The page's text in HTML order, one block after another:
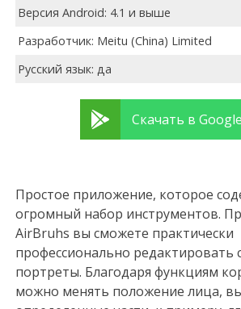
Версия Android: 4.1 и выше
Разработчик: Meitu (China) Limited
Русский язык: да
Скачать в
Простое приложение, которое
огромный набор инструментов.
AirBruhs вы сможете практически
профессионально редактировать
портреты. Благодаря функциям
можно менять положение лица,